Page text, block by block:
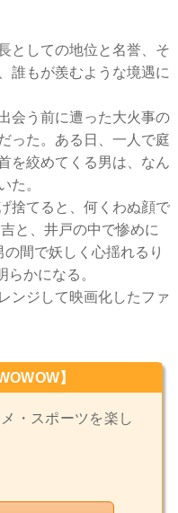
としての地位と名誉、そ
誰もが羨むような境遇に
会う前に遭った大火事の
った。ある日、一人で庭
を絞めてくる男は、なん
た。
捨てると、何くわぬ顔で
と、井戸の中で惨めに
間で妖しく心揺れるり
かになる。
ンジして映画化したファ
】
・スポーツを楽し